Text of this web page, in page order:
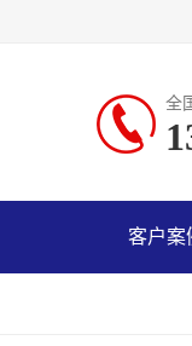
全
客户案